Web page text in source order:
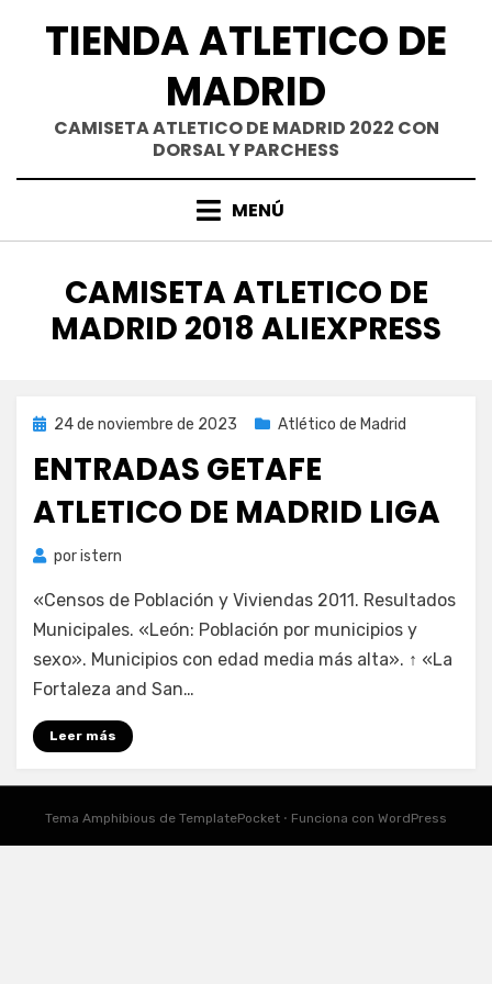
TIENDA ATLETICO DE
MADRID
CAMISETA ATLETICO DE MADRID 2022 CON
DORSAL Y PARCHESS
MENÚ
ETIQUETA
:
CAMISETA ATLETICO DE
MADRID 2018 ALIEXPRESS
Publicada
24 de noviembre de 2023 Atlético de Madrid
ENTRADAS GETAFE
ATLETICO DE MADRID LIGA
poristern
«Censos de Población y Viviendas 2011. Resultados
Municipales. «León: Población por municipios y
sexo». Municipios con edad media más alta». ↑ «La
Fortaleza and San…
Leer más
Tema Amphibious de TemplatePocket ⋅ Funciona con WordPress